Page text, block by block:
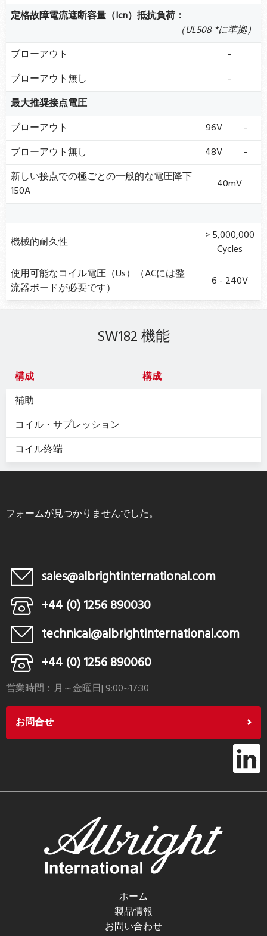
定格故障電流遮断容量（Icn）抵抗負荷：
（UL508 *に準拠）
ブローアウト
-
ブローアウト無し
-
最大推奨接点電圧
ブローアウト
96V
-
ブローアウト無し
48V
-
新しい接点での極ごとの一般的な電圧降下
150A
40mV
機械的耐久性
> 5,000,000
Cycles
使用可能なコイル電圧（Us）（ACには整
流器ボードが必要です）
6 - 240V
SW182 機能
構成
構成
補助
コイル・サプレッション
コイル終端
フォームが見つかりませんでした。
sales@albrightinternational.com
+44 (0) 1256 890030
technical@albrightinternational.com
+44 (0) 1256 890060
営業時間：月～金曜日| 9:00~17:30
お問合せ
ホーム
製品情報
お問い合わせ